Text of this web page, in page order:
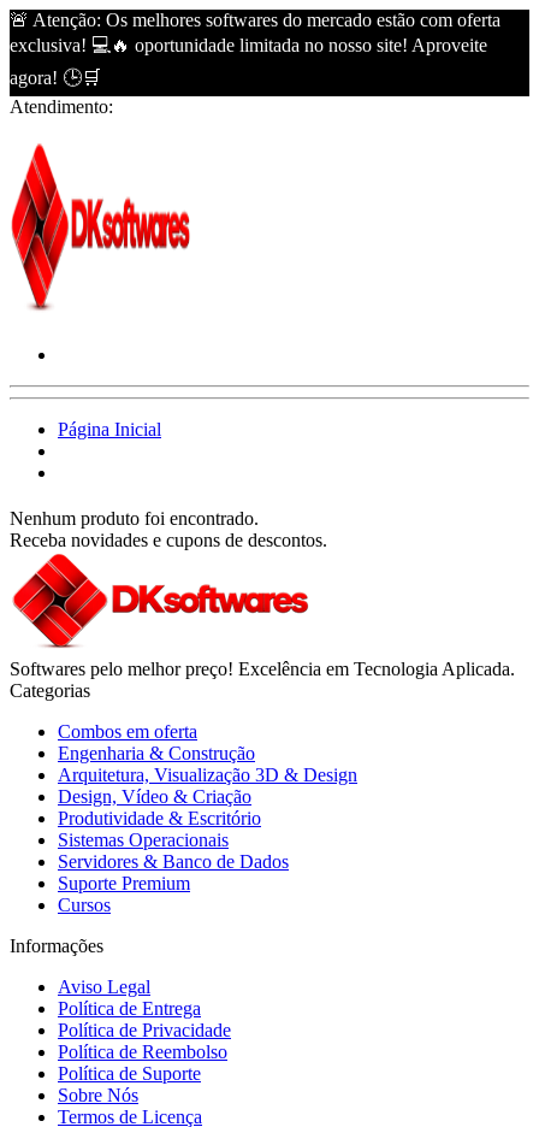
🚨 Atenção: Os melhores softwares do mercado estão com oferta
exclusiva! 💻🔥 oportunidade limitada no nosso site! Aproveite
agora! 🕒🛒
Atendimento:
Página Inicial
Nenhum produto foi encontrado.
Receba novidades e cupons de descontos.
Softwares pelo melhor preço! Excelência em Tecnologia Aplicada.
Categorias
Combos em oferta
Engenharia & Construção
Arquitetura, Visualização 3D & Design
Design, Vídeo & Criação
Produtividade & Escritório
Sistemas Operacionais
Servidores & Banco de Dados
Suporte Premium
Cursos
Informações
Aviso Legal
Política de Entrega
Política de Privacidade
Política de Reembolso
Política de Suporte
Sobre Nós
Termos de Licença